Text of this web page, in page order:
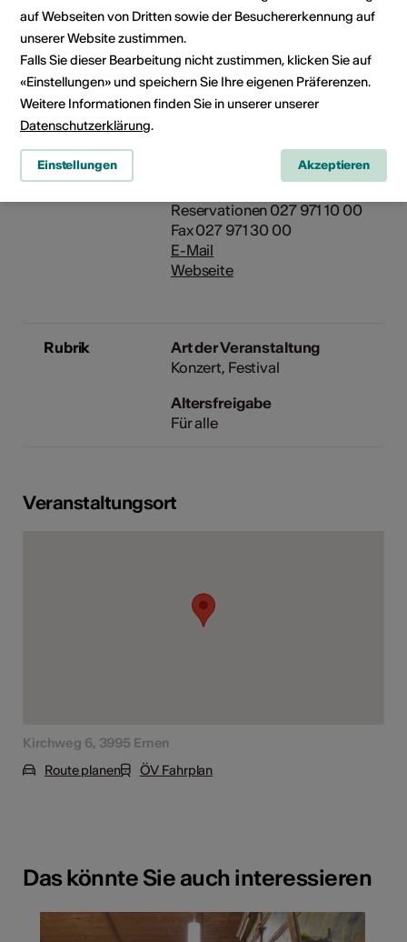
3995 Ernen
Künstler Trio Gaspard
Veranstalter
Festival Musikdorf Ernen
Reservationen 027 971 10 00
Fax 027 971 30 00
E-Mail
Webseite
Rubrik
Art der Veranstaltung
Konzert Festival
Altersfreigabe
Für alle
Veranstaltungsort
Kirchweg 6, 3995 Ernen
Route planen
ÖV Fahrplan
Das könnte Sie auch interessieren
auf Webseiten von Dritten sowie der Besuchererkennung auf
unserer Website zustimmen.
Falls Sie dieser Bearbeitung nicht zustimmen, klicken Sie auf
«Einstellungen» und speichern Sie Ihre eigenen Präferenzen.
Weitere Informationen finden Sie in unserer unserer
Datenschutzerklärung.
Einstellungen Akzeptieren